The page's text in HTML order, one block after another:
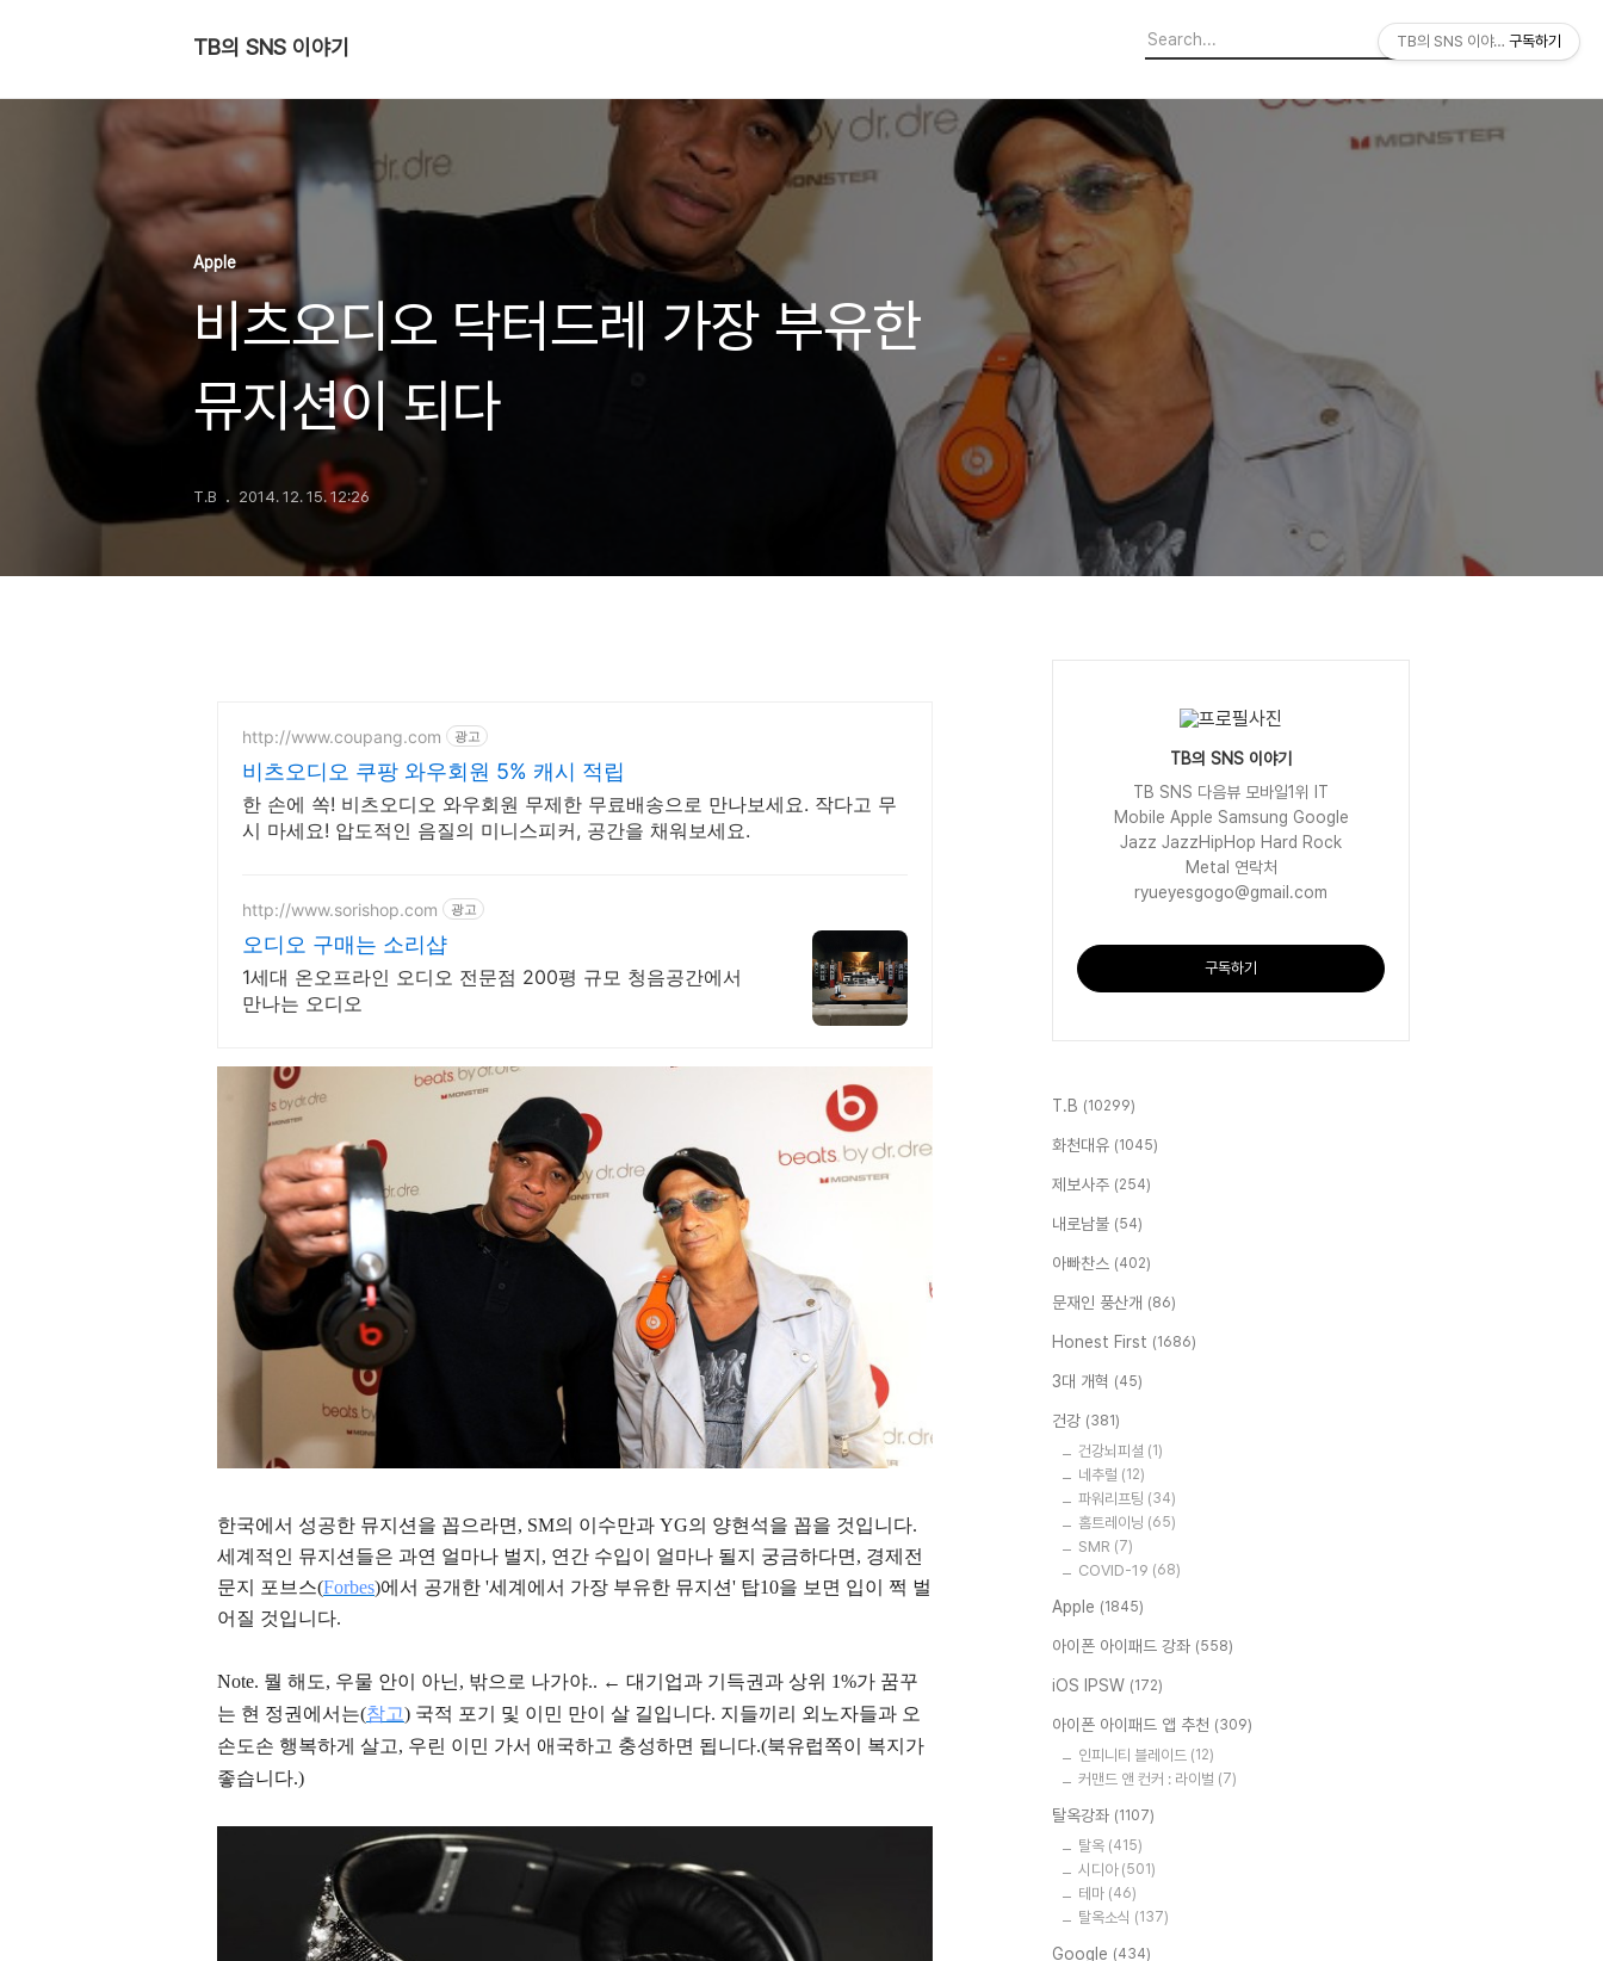
TB의 SNS 이야기
Apple
비츠오디오 닥터드레 가장 부유한
뮤지션이 되다
T.B 2014. 12. 15. 12:26
http://www.coupang.com 광고
비츠오디오 쿠팡 와우회원 5% 캐시 적립
한 손에 쏙! 비츠오디오 와우회원 무제한 무료배송으로 만나보세요. 작다고 무
시 마세요! 압도적인 음질의 미니스피커, 공간을 채워보세요.
http://www.sorishop.com 광고
오디오 구매는 소리샵
1세대 온오프라인 오디오 전문점 200평 규모 청음공간에서
만나는 오디오
한국에서 성공한 뮤지션을 꼽으라면, SM의 이수만과 YG의 양현석을 꼽을 것입니다.
세계적인 뮤지션들은 과연 얼마나 벌지, 연간 수입이 얼마나 될지 궁금하다면, 경제전
문지 포브스(Forbes)에서 공개한 '세계에서 가장 부유한 뮤지션' 탑10을 보면 입이 쩍 벌
어질 것입니다.
Note. 뭘 해도, 우물 안이 아닌, 밖으로 나가야.. ← 대기업과 기득권과 상위 1%가 꿈꾸
는 현 정권에서는(참고) 국적 포기 및 이민 만이 살 길입니다. 지들끼리 외노자들과 오
손도손 행복하게 살고, 우린 이민 가서 애국하고 충성하면 됩니다.(북유럽쪽이 복지가
좋습니다.)
TB의 SNS 이야기
TB SNS 다음뷰 모바일1위 IT
Mobile Apple Samsung Google
Jazz JazzHipHop Hard Rock
Metal 연락처
ryueyesgogo@gmail.com
구독하기
T.B (10299)
화천대유 (1045)
제보사주 (254)
내로남불 (54)
아빠찬스 (402)
문재인 풍산개 (86)
Honest First (1686)
3대 개혁 (45)
건강 (381)
건강뇌피셜 (1)
네추럴 (12)
파워리프팅 (34)
홈트레이닝 (65)
SMR (7)
COVID-19 (68)
Apple (1845)
아이폰 아이패드 강좌 (558)
iOS IPSW (172)
아이폰 아이패드 앱 추천 (309)
인피니티 블레이드 (12)
커맨드 앤 컨커 : 라이벌 (7)
탈옥강좌 (1107)
탈옥 (415)
시디아 (501)
테마 (46)
탈옥소식 (137)
Google (434)
TB의 SNS 이야기 구독하기